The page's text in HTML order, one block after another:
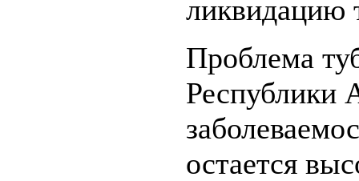
ликвидацию
Проблема
Республики
остается